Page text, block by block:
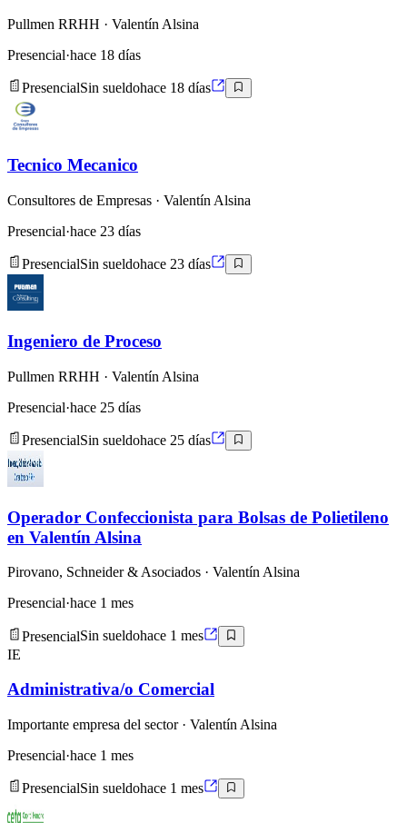
Pullmen RRHH · Valentín Alsina
Presencial·hace 18 días
PresencialSin sueldohace 18 días
Tecnico Mecanico
Consultores de Empresas · Valentín Alsina
Presencial·hace 23 días
PresencialSin sueldohace 23 días
Ingeniero de Proceso
Pullmen RRHH · Valentín Alsina
Presencial·hace 25 días
PresencialSin sueldohace 25 días
Operador Confeccionista para Bolsas de Polietileno
en Valentín Alsina
Pirovano, Schneider & Asociados · Valentín Alsina
Presencial·hace 1 mes
PresencialSin sueldohace 1 mes
IE
Administrativa/o Comercial
Importante empresa del sector· Valentín Alsina
Presencial·hace 1 mes
PresencialSin sueldohace 1 mes